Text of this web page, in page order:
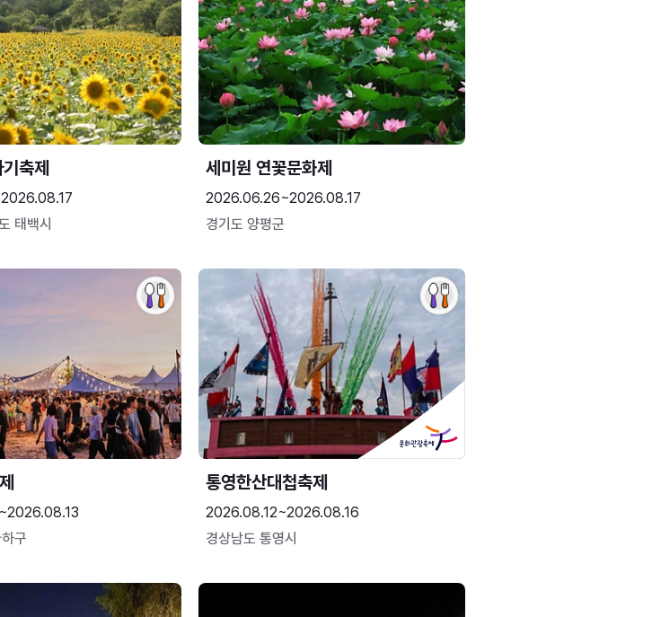
축제
태백시
세미원 연꽃문화제
2026.06.26~2026.08.17
경기도 양평군
구
통영한산대첩축제
2026.08.12~2026.08.16
경상남도 통영시